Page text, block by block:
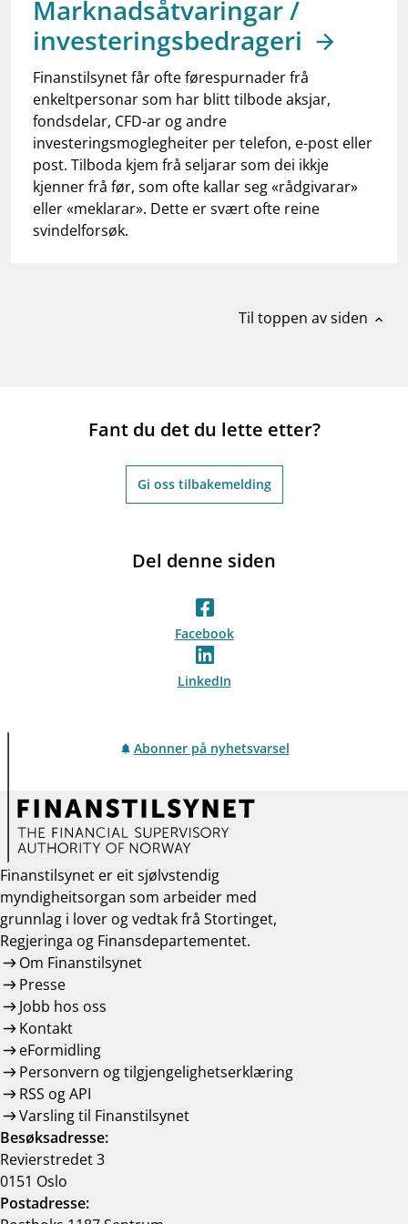
work_outlineJobb hos oss
dashboard Informasjon for investorer
notifications_noneAbonner på nyhetsvarsel
Marknadsåtvaringar /
investeringsbedrageri
Finanstilsynet får ofte førespurnader frå
enkeltpersonar som har blitt tilbode aksjar,
fondsdelar, CFD-ar og andre
investeringsmoglegheiter per telefon, e-post eller
post. Tilboda kjem frå seljarar som dei ikkje
kjenner frå før, som ofte kallar seg «rådgivarar»
eller «meklarar». Dette er svært ofte reine
svindelforsøk.
Til toppen av siden expand_less
Fant du det du lette etter?
Gi oss tilbakemelding
Del denne siden
Facebook
LinkedIn
Abonner på nyhetsvarsel
Finanstilsynet er eit sjølvstendig
myndigheitsorgan som arbeider med
grunnlag i lover og vedtak frå Stortinget,
Regjeringa og Finansdepartementet.
Om Finanstilsynet
Presse
Jobb hos oss
Kontakt
eFormidling
Personvern og tilgjengelighetserklæring
RSS og API
Varsling til Finanstilsynet
Besøksadresse:
Revierstredet 3
0151 Oslo
Postadresse: